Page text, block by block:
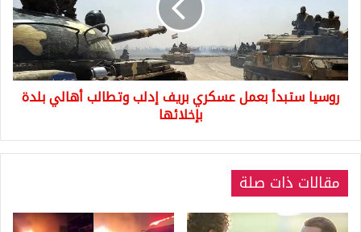
بريف
إدلب
وتطالب
أهالي
بلدة
بإخلائها
روسيا ستبدأ بعمل عسكري بريف إدلب وتطالب أهالي بلدة
بإخلائها
مقالات ذات صلة